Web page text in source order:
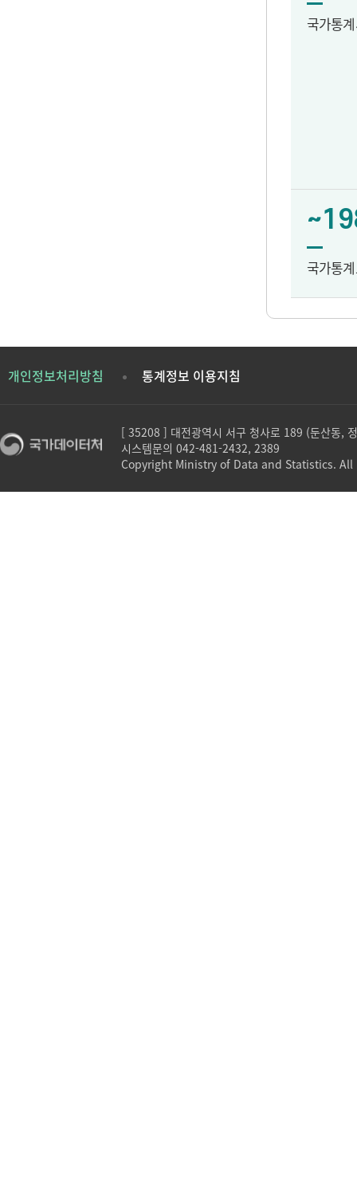
국가통
국가통
개인정보처리방침 통계정보 이용지침
[ 35208 ] 대전광역시 서구 청사로 189 (둔산동,
시스템문의 042-481-2432, 2389
Copyright Ministry of Data and Statistics.